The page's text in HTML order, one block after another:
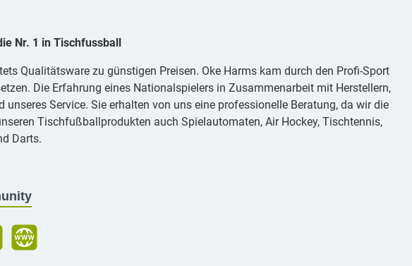
Nr. 1 in Tischfussball
Qualitätsware zu günstigen Preisen. Oke Harms kam durch den Profi-Sport
Die Erfahrung eines Nationalspielers in Zusammenarbeit mit Herstellern,
Service. Sie erhalten von uns eine professionelle Beratung, da wir die
Tischfußballprodukten auch Spielautomaten, Air Hockey, Tischtennis,
Darts.
Showroom Berlin